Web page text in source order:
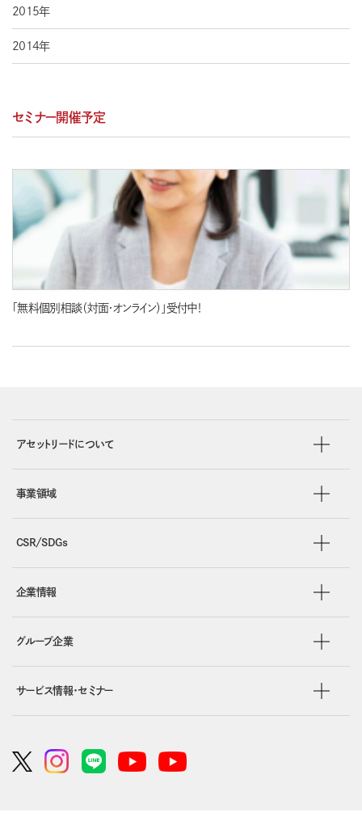
2015年
2014年
セミナー開催予定
「無料個別相談（対面・オンライン）」受付中！
アセットリードについて
事業領域
CSR/SDGs
企業情報
グループ企業
サービス情報・セミナー